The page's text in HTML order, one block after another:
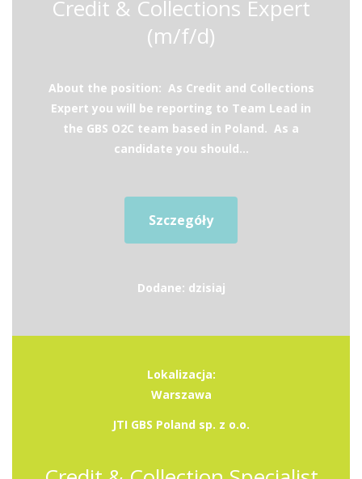
Credit & Collections Expert
(m/f/d)
About the position: As Credit and Collections
Expert you will be reporting to Team Lead in
the GBS O2C team based in Poland. As a
candidate you should...
Szczegóły
Dodane: dzisiaj
Lokalizacja:
Warszawa
JTI GBS Poland sp. z o.o.